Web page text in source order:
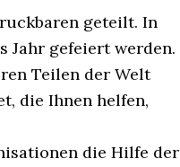
geteilt. In
Jahr gefeiert werden.
Teilen der Welt
die Ihnen helfen,
die Hilfe der